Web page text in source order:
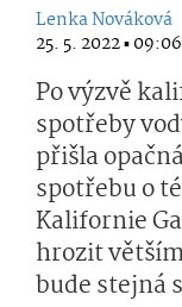
Lenka Nováková
25. 5. 2022 ▪ 09:06
Po výzvě
spotřeby
přišla
spotřebu o
Kalifornie
hrozit
bude stejná